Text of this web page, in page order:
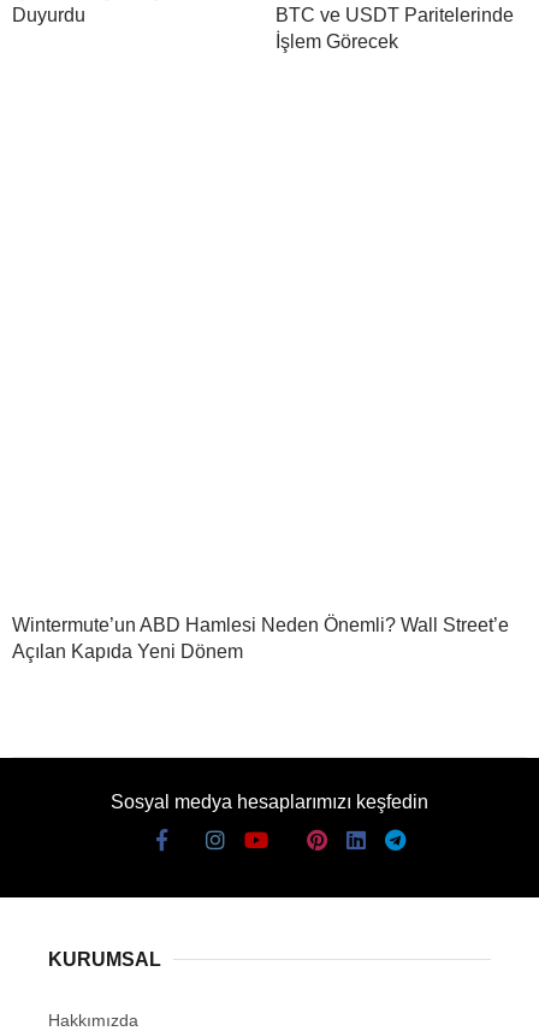
Duyurdu
BTC ve USDT Paritelerinde
İşlem Görecek
Wintermute’un ABD Hamlesi Neden Önemli? Wall Street’e
Açılan Kapıda Yeni Dönem
Sosyal medya hesaplarımızı keşfedin
KURUMSAL
Hakkımızda